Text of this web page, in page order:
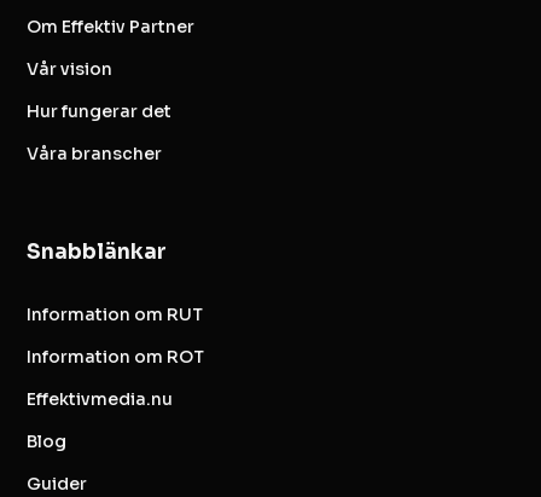
Om Effektiv Partner
Vår vision
Hur fungerar det
Våra branscher
Snabblänkar
Information om RUT
Information om ROT
Effektivmedia.nu
Blog
Guider